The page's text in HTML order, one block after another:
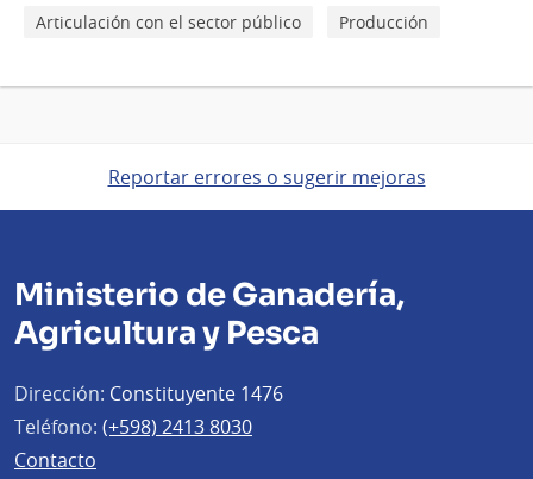
Articulación con el sector público
Producción
Reportar errores o sugerir mejoras
Ministerio de Ganadería,
Agricultura y Pesca
Dirección: Constituyente 1476
Teléfono: (+598) 2413 8030
Contacto